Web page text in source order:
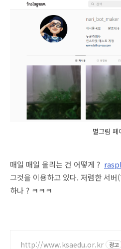
별그림 페
매일 매일 올리는 건 어떻게 ?
그것을 이용하고 있다. 저렴한 서
하나 ? ㅋㅋㅋ
http://www.ksaedu.or.kr 광고